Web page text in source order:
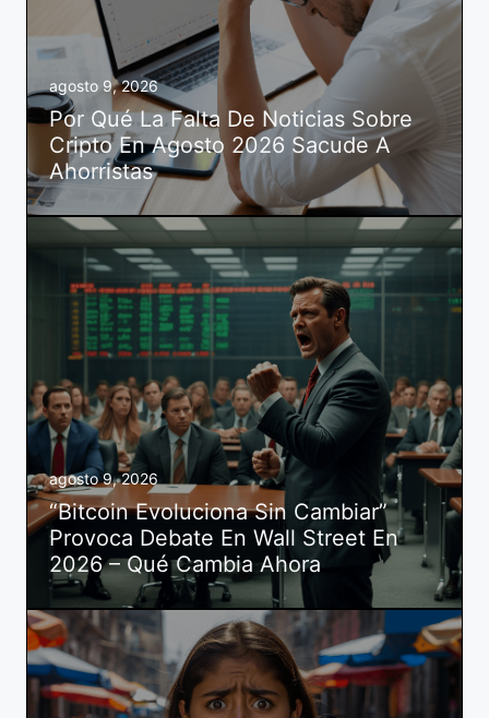
agosto 9, 2026
Por Qué La Falta De Noticias Sobre
Cripto En Agosto 2026 Sacude A
Ahorristas
agosto 9, 2026
“Bitcoin Evoluciona Sin Cambiar”
Provoca Debate En Wall Street En
2026 – Qué Cambia Ahora